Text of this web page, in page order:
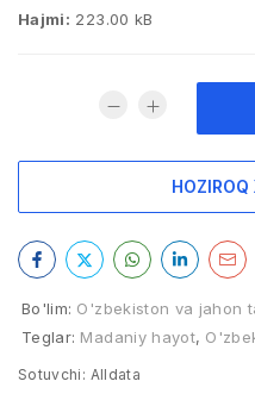
Hajmi: 223.00 kB
HOZIROQ
Bo'lim: O'zbekiston va jahon
Teglar: Madaniy hayot,
Sotuvchi: Alldata